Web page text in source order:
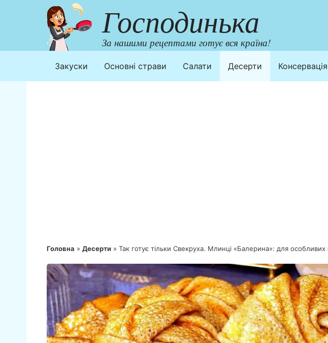
Господинька
За нашими рецептами готує вся країна!
Закуски Основні страви Салати Десерти Консервація
Головна » Десерти » Так готує тільки Свекруха. Млинці «Балерина»: для особливих